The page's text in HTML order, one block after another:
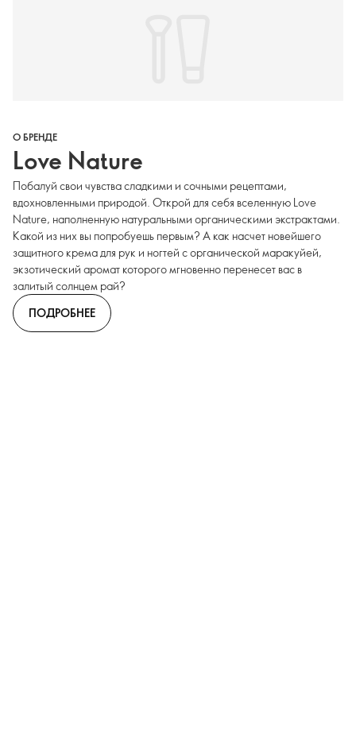
О БРЕНДЕ
Love Nature
Побалуй свои чувства сладкими и сочными рецептами,
вдохновленными природой. Открой для себя вселенную Love
Nature, наполненную натуральными органическими экстрактами.
Какой из них вы попробуешь первым? А как насчет новейшего
защитного крема для рук и ногтей с органической маракуйей,
экзотический аромат которого мгновенно перенесет вас в
залитый солнцем рай?
ПОДРОБНЕЕ